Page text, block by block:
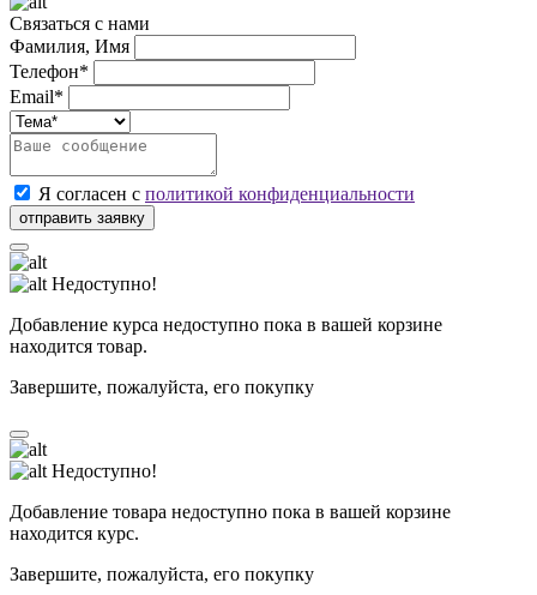
Связаться с нами
Фамилия, Имя
Телефон*
Email*
Я согласен с политикой конфиденциальности
Недоступно!
Добавление курса недоступно пока в вашей корзине
находится товар.
Завершите, пожалуйста, его покупку
Недоступно!
Добавление товара недоступно пока в вашей корзине
находится курс.
Завершите, пожалуйста, его покупку